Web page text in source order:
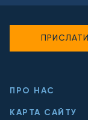
ПРО НАС
КАРТА САЙТУ